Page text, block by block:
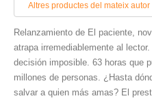
Altres productes del mateix autor
Relanzamiento de El paciente,
atrapa irremediablemente al
decisión imposible. 63 horas que
millones de personas. ¿Hasta
salvar a quien más amas? El